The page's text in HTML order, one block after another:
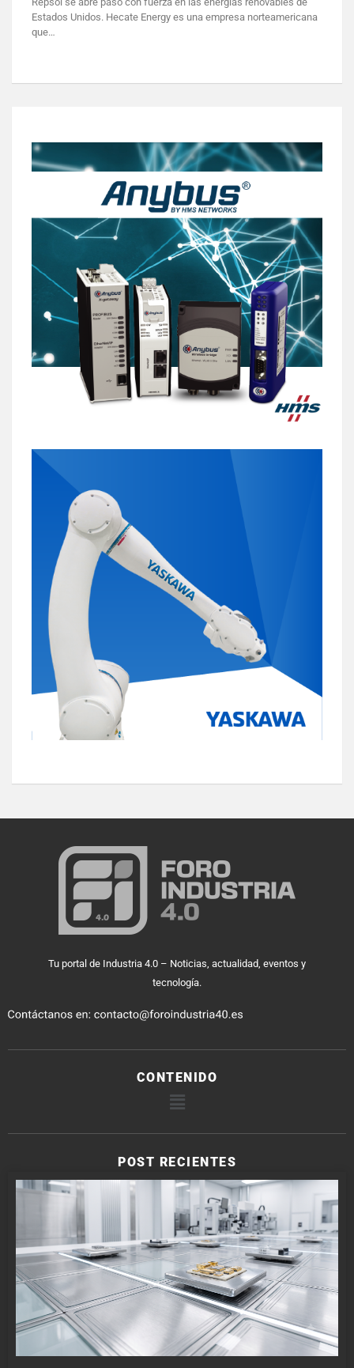
Estados Unidos. Hecate Energy es una empresa norteamericana
que…
Tu portal de Industria 4.0 – Noticias, actualidad, eventos y
tecnología.
CONTENIDO
POST RECIENTES